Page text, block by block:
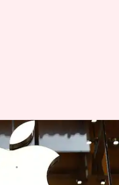
చివరి నాటికి
తయారీ..
03:39 pm